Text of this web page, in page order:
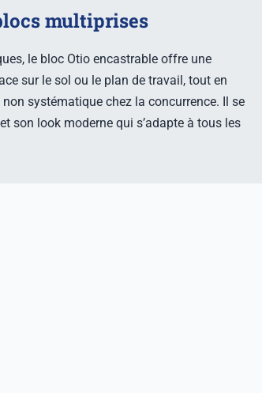
multiprises
le bloc Otio encastrable offre une
sur le sol ou le plan de travail, tout en
systématique chez la concurrence. Il se
son look moderne qui s’adapte à tous les